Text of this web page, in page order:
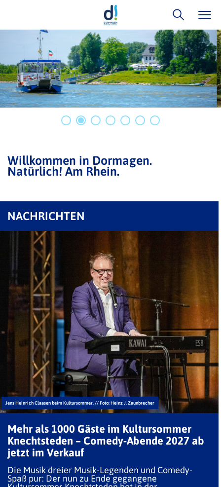
Willkommen in Dormagen.
Natürlich! Am Rhein.
NACHRICHTEN
Jens Heinrich Claasen beim Kultursommer. // Foto: Heinz J. Zaunbrecher
Mehr als 1000 Gäste im Kultursommer
Knechtsteden – Comedy-Abende 2027 ab
jetzt im Verkauf
Die Musik dreier Musik-Legenden und Comedy-
Spaß pur: Der nun zu Ende gegangene